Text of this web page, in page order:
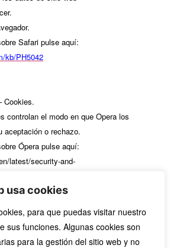
usa cookies
para que puedas visitar nuestro
sus funciones. Algunas cookies son
para la gestión del sitio web y no
Safari pulse aquí:
kb/PH5042
Cookies.
controlan el modo en que Opera los
aceptación o rechazo.
Ópera pulse aquí:
latest/security-and-
del navegador que tenga instalado.